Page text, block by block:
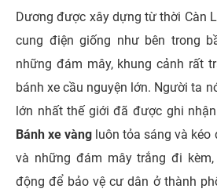
Dương được xây dựng từ thời Càn
cung điện giống như bên trong
những đám mây, khung cảnh rất
bánh xe cầu nguyện lớn. Người ta
lớn nhất thế giới đã được ghi
Bánh xe vàng luôn tỏa sáng và kéo
và những đám mây trắng đi
động để bảo vệ cư dân ở thành